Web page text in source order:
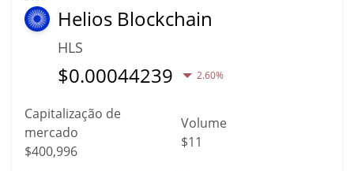
Helios Blockchain
HLS
$0.00044239 2.60%
Capitalização de
mercado
$400,996
Volume
$11